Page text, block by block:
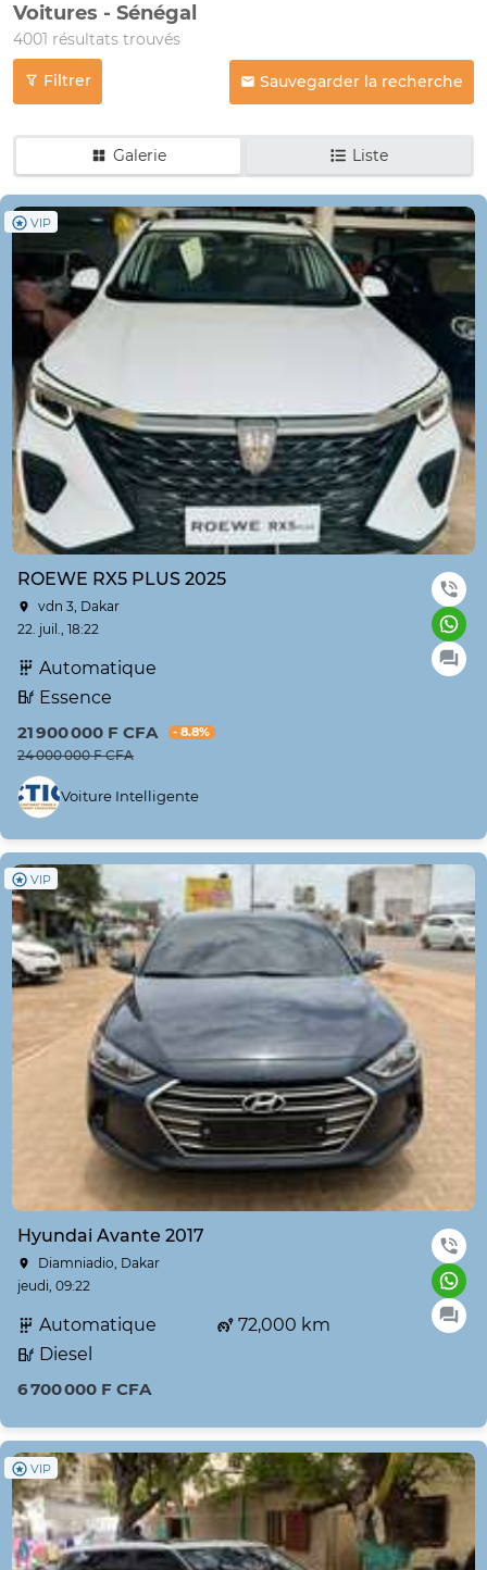
Voitures - Sénégal
4001 résultats trouvés
Filtrer Sauvegarder la recherche
Galerie Liste
VIP
ROEWE RX5 PLUS 2025
vdn 3, Dakar
22. juil., 18:22
Automatique
Essence
21 900 000 F CFA
- 8.8%
24 000 000 F CFA
Voiture Intelligente
VIP
Hyundai Avante 2017
Diamniadio, Dakar
jeudi, 09:22
Automatique
72,000 km
Diesel
6 700 000 F CFA
VIP